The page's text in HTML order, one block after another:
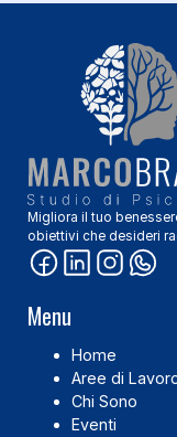
Migliora il tuo
obiettivi che desideri
Menu
Home
Aree di
Chi Sono
Eventi